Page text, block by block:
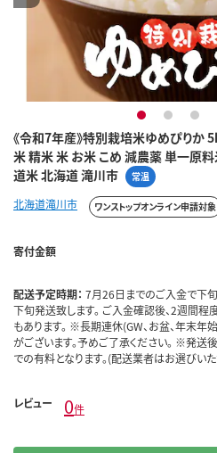
《令和7年産》特別栽培米ゆめぴりか
米 精米 米 お米 こめ 減農薬 単一原
道米 北海道 滝川市
常温
1 2 3
北海道滝川市 ワンストップオンライン申請対象
寄付金額
配送予定時期： 7月26日までのご入金で下
下旬発送致します。 ご入金確認後、2週間
もあります。 ※長期連休(GW、お盆、年末
がございます。予めご了承ください。 ※発
での有料となります。(配送業者はお選びい
レビュー 0件